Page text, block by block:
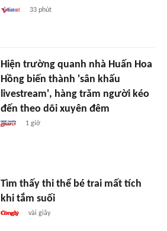
33 phút
Hiện trường quanh nhà Huấn Hoa
Hồng biến thành 'sân khấu
livestream', hàng trăm người kéo
đến theo dõi xuyên đêm
1 giờ
Tìm thấy thi thể bé trai mất tích
khi tắm suối
vài giây